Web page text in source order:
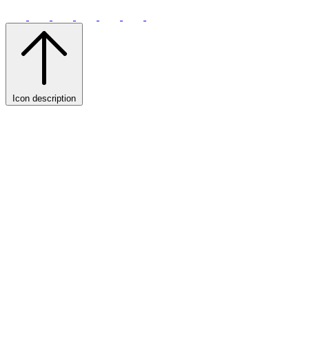
Icon description